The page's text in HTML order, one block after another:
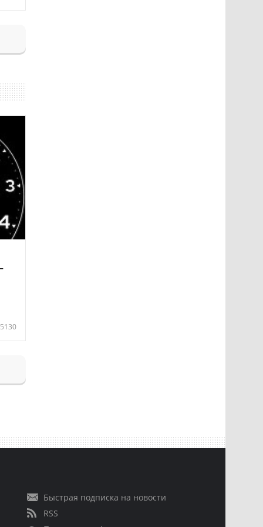
5130
Быстрая подписка на новости
RSS